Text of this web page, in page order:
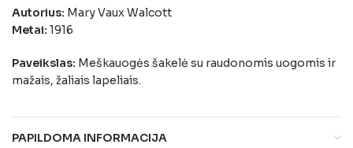
Autorius: Mary Vaux Walcott
Metai: 1916
Paveikslas: Meškauogės šakelė su raudonomis uogomis ir
mažais, žaliais lapeliais.
PAPILDOMA INFORMACIJA